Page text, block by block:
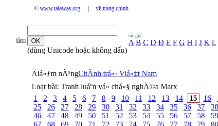
© www.talawas.org về trang chính
tìm
(dùng Unicode hoặc không dấu)
tác giả:
A B C D Đ E F G H I J K L
Äiá»ƒm nÃ³ngChÃ­nh trá»‹ Viá»‡t Nam
Loạt bài: Tranh luáº­n vá» chá»§ nghÄ©a Marx
1
2 3 4 5 6 7 8 9 10 11 12 13 14 15 16
25
26 27 28 29 30 31 32 33 34 35 36 37
38
46
47 48 49 50 51 52 53 54 55 56 57 58
59
67
68 69 70 71 72 73 74 75 76 77 78 79
80